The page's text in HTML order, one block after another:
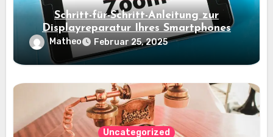
Schritt-für-Schritt-Anleitung zur
Displayreparatur Ihres Smartphones
Matheo Februar 25, 2025
Uncategorized